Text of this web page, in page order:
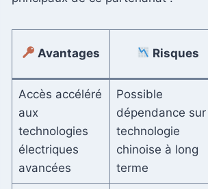
Avantages Risques
Accès accéléré
aux
technologies
électriques
avancées
Possible
dépendance sur
technologie
chinoise à long
terme